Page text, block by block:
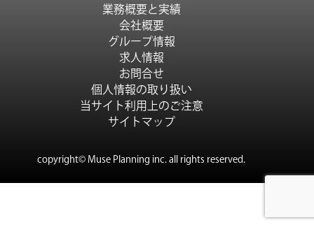
業務概要と実績
会社概要
グループ情報
求人情報
お問合せ
個人情報の取り扱い
当サイト利用上のご注意
サイトマップ
copyright© Muse Planning inc. all rights reserved.